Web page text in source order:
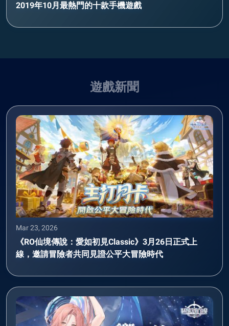
2019年10月最熱門的十款手機遊戲
遊戲新聞
Mar 23, 2026
《RO仙境傳說：愛如初見Classic》3月26日正式上
線，邀請冒險者共同見證公平大冒險時代